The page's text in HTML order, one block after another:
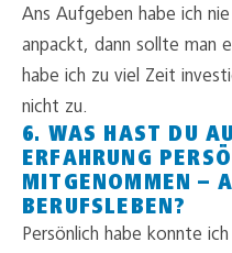
Ans Aufgeben habe ich
anpackt, dann sollte man
habe ich zu viel Zeit
nicht zu.
6. WAS HAST DU
ERFAHRUNG
MITGENOMMEN –
BERUFSLEBEN?
Persönlich habe konnte